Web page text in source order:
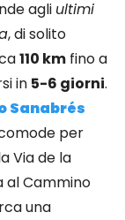
agli ultimi
, di solito
110 km fino a
in 5-6 giorni.
Sanabrés
per
Via de la
al Cammino
una